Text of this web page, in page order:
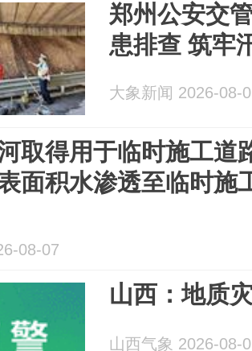
郑州公安交
患排查 筑牢
大象新闻 2026-08-
取得用于临时施工道
面积水渗透至临时施
08-07
山西：地质
山西气象 2026-08-